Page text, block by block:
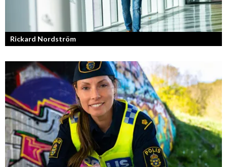
Rickard Nordström
Läraren som omfamnar sociala medier.